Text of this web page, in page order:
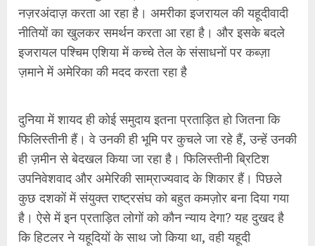
उपनिवेशवाद और अमेरिकी साम्राज्यवाद के शिकार हैं। पिछले
कुछ दशकों में संयुक्त राष्ट्रसंघ को बहुत कमज़ोर बना दिया गया
है। ऐसे में इन प्रताड़ित लोगों को कौन न्याय देगा? यह दुखद है
कि हिटलर ने यहूदियों के साथ जो किया था, वही यहूदी
यह अन्याय यदि और गंभीर होता जा रहा है तो इसका कारण है
पश्चिमी देशों का इजरायल को अंध-समर्थन। पश्चिम समस्या के
मूल में नहीं जाना चाहता। वह नहीं स्वीकार करना चाहता कि
समस्या के मूल में है यहूदी विस्तारवाद और फिलिस्तीनियों का
दमन। आवश्यकता इस बात की है कि पश्चिम एशिया के संकट के
सुलझाव के लिए शांति और न्याय पर आधारित आन्दोलन चलाया
जाए। वर्तमान स्थिति में एक मात्र अच्छी बात यह है कि इजरायल